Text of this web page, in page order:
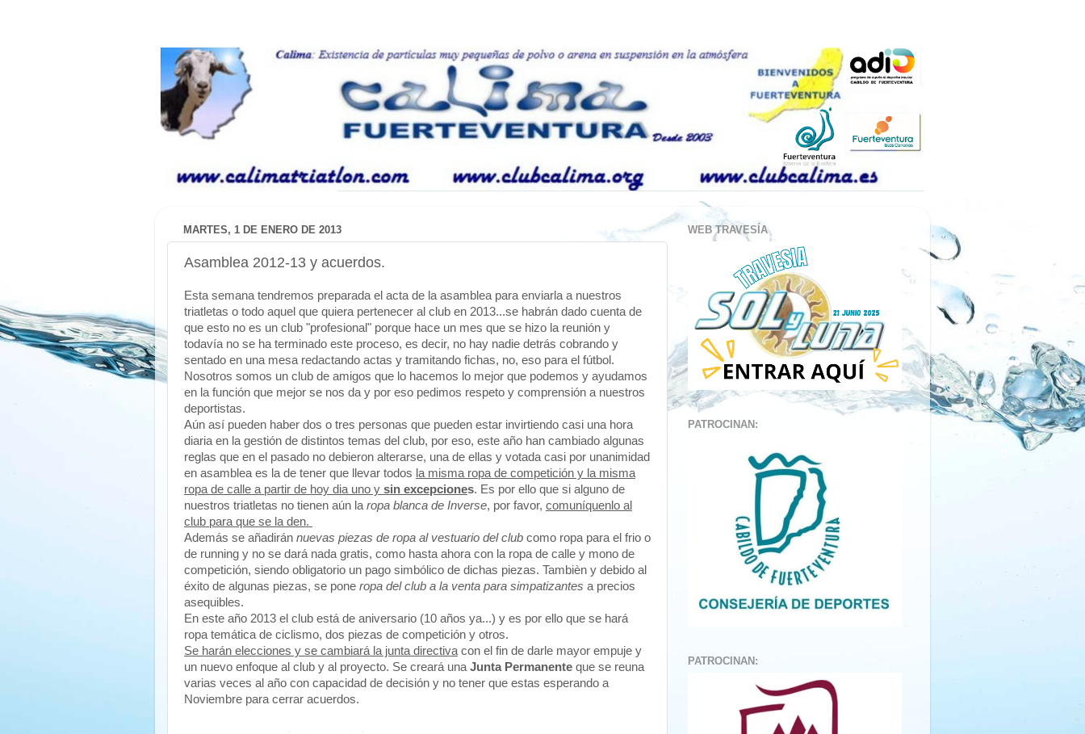
MARTES, 1 DE ENERO DE 2013
Asamblea 2012-13 y acuerdos.
Esta semana tendremos preparada el acta de la asamblea para enviarla a nuestros
triatletas o todo aquel que quiera pertenecer al club en 2013...se habrán dado cuenta de
que esto no es un club "profesional" porque hace un mes que se hizo la reunión y
todavía no se ha terminado este proceso, es decir, no hay nadie detrás cobrando y
sentado en una mesa redactando actas y tramitando fichas, no, eso para el fútbol.
Nosotros somos un club de amigos que lo hacemos lo mejor que podemos y ayudamos
en la función que mejor se nos da y por eso pedimos respeto y comprensión a nuestros
deportistas.
Aún así pueden haber dos o tres personas que pueden estar invirtiendo casi una hora
diaria en la gestión de distintos temas del club, por eso, este año han cambiado algunas
reglas que en el pasado no debieron alterarse, una de ellas y votada casi por unanimidad
en asamblea es la de tener que llevar todos la misma ropa de competición y la misma
ropa de calle a partir de hoy dia uno y sin excepciones. Es por ello que si alguno de
nuestros triatletas no tienen aún la ropa blanca de Inverse, por favor, comuníquenlo al
club para que se la den.
Además se añadirán nuevas piezas de ropa al vestuario del club como ropa para el frio o
de running y no se dará nada gratis, como hasta ahora con la ropa de calle y mono de
competición, siendo obligatorio un pago simbólico de dichas piezas. Tambièn y debido al
éxito de algunas piezas, se pone ropa del club a la venta para simpatizantes a precios
asequibles.
En este año 2013 el club está de aniversario (10 años ya...) y es por ello que se hará
ropa temática de ciclismo, dos piezas de competición y otros.
Se harán elecciones y se cambiará la junta directiva con el fin de darle mayor empuje y
un nuevo enfoque al club y al proyecto. Se creará una Junta Permanente que se reuna
varias veces al año con capacidad de decisión y no tener que estas esperando a
Noviembre para cerrar acuerdos.
WEB TRAVESÍA
PATROCINAN:
PATROCINAN: